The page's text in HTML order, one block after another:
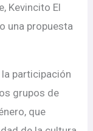
Kevincito El
una propuesta
participación
grupos de
que